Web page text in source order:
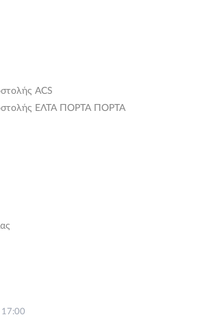
ACS
ΕΛΤΑ ΠΟΡΤΑ ΠΟΡΤΑ
17:00